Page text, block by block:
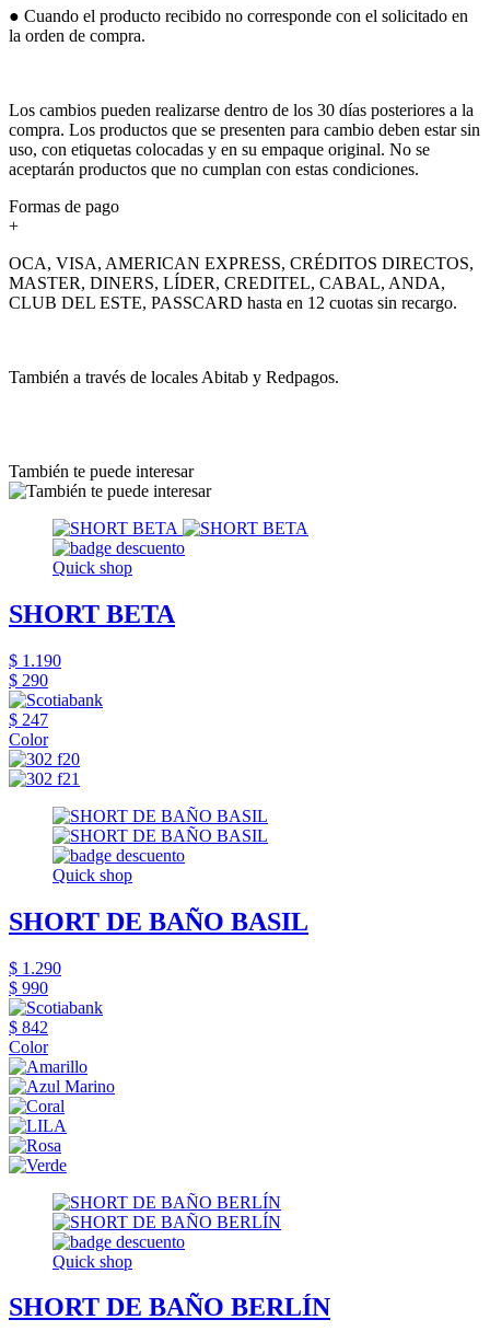
● Cuando el producto recibido no corresponde con el solicitado en
la orden de compra.
Los cambios pueden realizarse dentro de los 30 días posteriores a la
compra. Los productos que se presenten para cambio deben estar sin
uso, con etiquetas colocadas y en su empaque original. No se
aceptarán productos que no cumplan con estas condiciones.
Formas de pago
+
OCA, VISA, AMERICAN EXPRESS, CRÉDITOS DIRECTOS,
MASTER, DINERS, LÍDER, CREDITEL, CABAL, ANDA,
CLUB DEL ESTE, PASSCARD hasta en 12 cuotas sin recargo.
También a través de locales Abitab y Redpagos.
También te puede interesar
Quick shop
SHORT BETA
$ 1.190
$ 290
$ 247
Color
Quick shop
SHORT DE BAÑO BASIL
$ 1.290
$ 990
$ 842
Color
Quick shop
SHORT DE BAÑO BERLÍN